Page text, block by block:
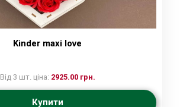
Kinder maxi love
Від 3 шт. ціна: 2925.00 грн.
Купити